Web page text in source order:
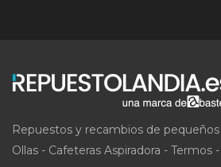
Repuestos y recambios de
Ollas - Cafeteras Aspiradora - Termos